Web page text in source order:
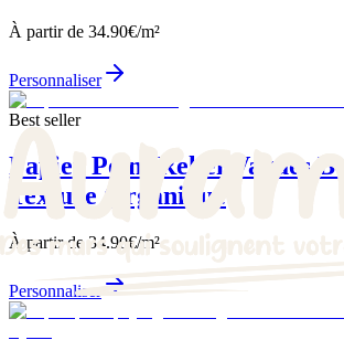
À partir de 34.90€/m²
Personnaliser
Best seller
Papier Peint Relief Vagues
Texture Organique
À partir de 34.90€/m²
Personnaliser